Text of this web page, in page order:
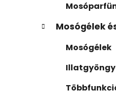
Mosógélek
Mosógélek